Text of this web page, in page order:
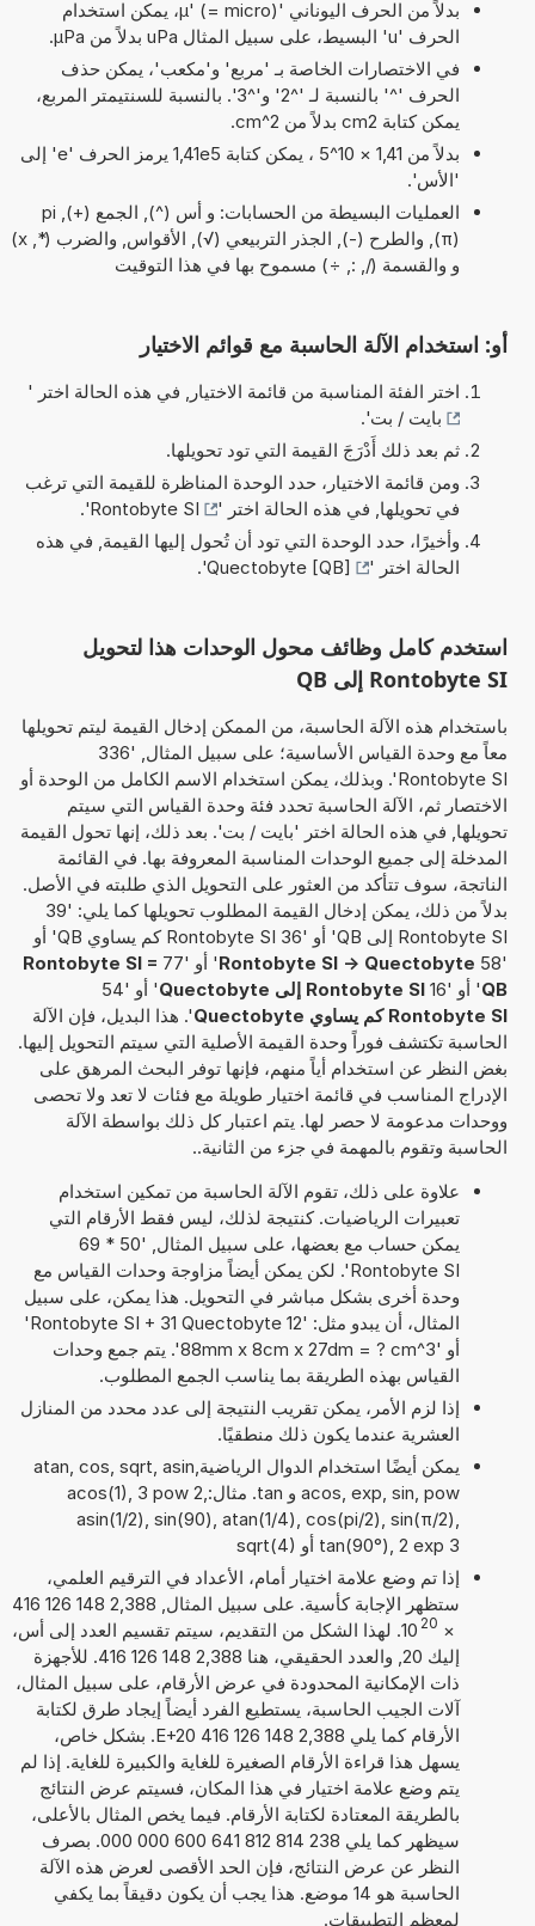
بدلاً من الحرف اليوناني 'µ' (= micro)، يمكن استخدام
الحرف 'u' البسيط، على سبيل المثال uPa بدلاً من µPa.
في الاختصارات الخاصة بـ 'مربع' و'مكعب'، يمكن حذف
الحرف '^' بالنسبة لـ '^2' و'^3'. بالنسبة للسنتيمتر المربع،
يمكن كتابة cm2 بدلاً من cm^2.
بدلاً من 1,41 × 10^5 ، يمكن كتابة 1,41e5 يرمز الحرف 'e' إلى
'الأس'.
العمليات البسيطة من الحسابات: و أس (^), الجمع (+), pi
(π), والطرح (-), الجذر التربيعي (√), الأقواس, والضرب (*, x)
و والقسمة (/, :, ÷) مسموح بها في هذا التوقيت
أو: استخدام الآلة الحاسبة مع قوائم الاختيار
اختر الفئة المناسبة من قائمة الاختيار, في هذه الحالة اختر '
بايت / بت'.
ثم بعد ذلك أَدْرَجَ القيمة التي تود تحويلها.
ومن قائمة الاختيار، حدد الوحدة المناظرة للقيمة التي ترغب
في تحويلها, في هذه الحالة اختر '
Rontobyte SI
'.
وأخيرًا، حدد الوحدة التي تود أن تُحول إليها القيمة, في هذه
الحالة اختر '
Quectobyte [QB]
'.
استخدم كامل وظائف محول الوحدات هذا لتحويل
Rontobyte SI إلى QB
باستخدام هذه الآلة الحاسبة، من الممكن إدخال القيمة ليتم تحويلها
معاً مع وحدة القياس الأساسية؛ على سبيل المثال, '336
Rontobyte SI'. وبذلك، يمكن استخدام الاسم الكامل من الوحدة أو
الاختصار ثم، الآلة الحاسبة تحدد فئة وحدة القياس التي سيتم
تحويلها, في هذه الحالة اختر 'بايت / بت'. بعد ذلك، إنها تحول القيمة
المدخلة إلى جميع الوحدات المناسبة المعروفة بها. في القائمة
الناتجة، سوف تتأكد من العثور على التحويل الذي طلبته في الأصل.
بدلاً من ذلك، يمكن إدخال القيمة المطلوب تحويلها كما يلي: '39
Rontobyte SI إلى QB' أو '36 Rontobyte SI كم يساوي QB' أو
'58
Rontobyte SI -> Quectobyte' أو '77
Rontobyte SI =
QB' أو '16 Rontobyte SI إلى Quectobyte
' أو '54
Rontobyte SI كم يساوي Quectobyte
'. هذا البديل، فإن الآلة
الحاسبة تكتشف فوراً وحدة القيمة الأصلية التي سيتم التحويل إليها.
بغض النظر عن استخدام أياً منهم، فإنها توفر البحث المرهق على
الإدراج المناسب في قائمة اختيار طويلة مع فئات لا تعد ولا تحصى
ووحدات مدعومة لا حصر لها. يتم اعتبار كل ذلك بواسطة الآلة
الحاسبة وتقوم بالمهمة في جزء من الثانية..
علاوة على ذلك، تقوم الآلة الحاسبة من تمكين استخدام
تعبيرات الرياضيات. كنتيجة لذلك، ليس فقط الأرقام التي
يمكن حساب مع بعضها، على سبيل المثال, '50 * 69
Rontobyte SI'. لكن يمكن أيضاً مزاوجة وحدات القياس مع
وحدة أخرى بشكل مباشر في التحويل. هذا يمكن، على سبيل
المثال، أن يبدو مثل: '12 Rontobyte SI + 31 Quectobyte'
أو '88mm x 8cm x 27dm = ? cm^3'. يتم جمع وحدات
القياس بهذه الطريقة بما يناسب الجمع المطلوب.
إذا لزم الأمر، يمكن تقريب النتيجة إلى عدد محدد من المنازل
العشرية عندما يكون ذلك منطقيًا.
يمكن أيضًا استخدام الدوال الرياضيةatan, cos, sqrt, asin,
acos, exp, sin, pow و tan. مثال:acos(1), 3 pow 2,
asin(1/2), sin(90), atan(1/4), cos(pi/2), sin(π/2),
tan(90°), 2 exp 3 أو sqrt(4)
إذا تم وضع علامة اختيار أمام، الأعداد في الترقيم العلمي،
ستظهر الإجابة كأسية. على سبيل المثال, 2,388 148 126 416
×
10 20
. لهذا الشكل من التقديم، سيتم تقسيم العدد إلى أس،
إليك 20, والعدد الحقيقي، هنا 2,388 148 126 416. للأجهزة
ذات الإمكانية المحدودة في عرض الأرقام، على سبيل المثال،
آلات الجيب الحاسبة، يستطيع الفرد أيضاً إيجاد طرق لكتابة
الأرقام كما يلي 2,388 148 126 416 E+20. بشكل خاص،
يسهل هذا قراءة الأرقام الصغيرة للغاية والكبيرة للغاية. إذا لم
يتم وضع علامة اختيار في هذا المكان، فسيتم عرض النتائج
بالطريقة المعتادة لكتابة الأرقام. فيما يخص المثال بالأعلى،
سيظهر كما يلي 238 814 812 641 600 000 000. بصرف
النظر عن عرض النتائج، فإن الحد الأقصى لعرض هذه الآلة
الحاسبة هو 14 موضع. هذا يجب أن يكون دقيقاً بما يكفي
لمعظم التطبيقات.